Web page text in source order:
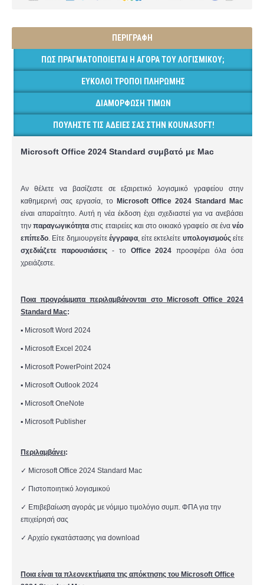
ΠΕΡΙΓΡΑΦΉ
ΠΏΣ ΠΡΑΓΜΑΤΟΠΟΙΕΊΤΑΙ Η ΑΓΟΡΆ ΤΟΥ ΛΟΓΙΣΜΙΚΟΎ;
ΕΎΚΟΛΟΙ ΤΡΌΠΟΙ ΠΛΗΡΩΜΉΣ
ΔΙΑΜΌΡΦΩΣΗ ΤΙΜΏΝ
ΠΟΥΛΉΣΤΕ ΤΙΣ ΆΔΕΙΈΣ ΣΑΣ ΣΤΗΝ KOUNASOFT!
Microsoft Office 2024 Standard συμβατό με Mac
Αν θέλετε να βασίζεστε σε εξαιρετικό λογισμικό γραφείου στην
καθημερινή σας εργασία, το Microsoft Office 2024 Standard Mac
είναι απαραίτητο. Αυτή η νέα έκδοση έχει σχεδιαστεί για να ανεβάσει
τηνπαραγωγικότηταστις εταιρείες και στο οικιακό γραφείο σε ένανέο
επίπεδο. Είτε δημιουργείτε έγγραφα, είτε εκτελείτε υπολογισμούςείτε
σχεδιάζετε παρουσιάσεις - το Office 2024 προσφέρει όλα όσα
χρειάζεστε.
Ποια προγράμματα περιλαμβάνονται στο Microsoft Office 2024
Standard Mac:
▪ Microsoft Word 2024
▪ Microsoft Excel 2024
▪ Microsoft PowerPoint 2024
▪ MicrosoftOutlook 2024
▪ MicrosoftOneNote
▪ Microsoft Publisher
Περιλαμβάνει:
✓ Microsoft Office 2024 Standard Mac
✓ Πιστοποιητικό λογισμικού
✓ Επιβεβαίωση αγοράς με νόμιμο τιμολόγιο συμπ. ΦΠΑγια την
επιχείρησή σας
✓ Αρχείο εγκατάστασης για download
Ποια είναι τα πλεονεκτήματα της απόκτησης του Microsoft Office